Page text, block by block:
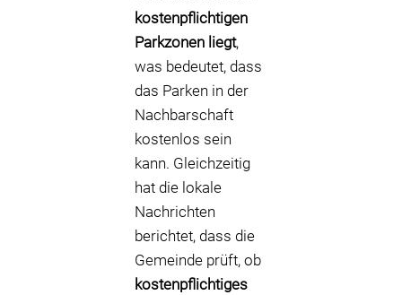
kostenpflichtigen
Parkzonen liegt,
was bedeutet, dass
das Parken in der
Nachbarschaft
kostenlos sein
kann. Gleichzeitig
hat die lokale
Nachrichten
berichtet, dass die
Gemeinde prüft, ob
kostenpflichtiges